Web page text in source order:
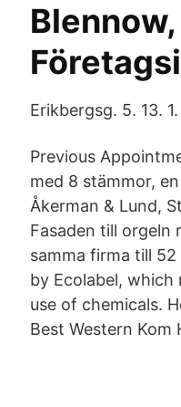
Erikbergsg. 5. 13.
Previous
med 8 stämmor,
Åkerman & Lund,
Fasaden till orgeln
samma firma till
by Ecolabel,
use of chemicals.
Best Western Kom